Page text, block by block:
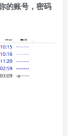
的账号，密码